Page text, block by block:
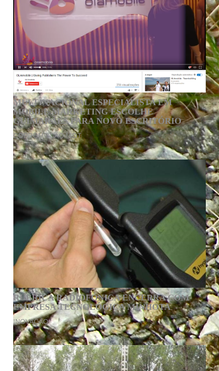
MULTINACIONAL ESPECIALISTA EM
MOBILE MARKETING ESCOLHE
GUIMARÃES PARA NOVO ESCRITÓRIO
COPROMOÇÃO I&DT
RUBRICA RADIOFÓNICA ENCERRA COM
EMPRESA TECNOLÓGICA MINHOTA
INOVAÇÃO